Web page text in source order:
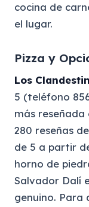
cocina de
el lugar.
Pizza y
Los
5 (teléfono
más
280 reseñas
de 5 a partir
horno de
Salvador Dalí
genuino.